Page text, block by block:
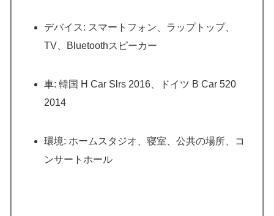
デバイス: スマートフォン、ラップトップ、
TV、Bluetoothスピーカー
車: 韓国 H Car Slrs 2016、ドイツ B Car 520
2014
環境: ホームスタジオ、寝室、公共の場所、コ
ンサートホール